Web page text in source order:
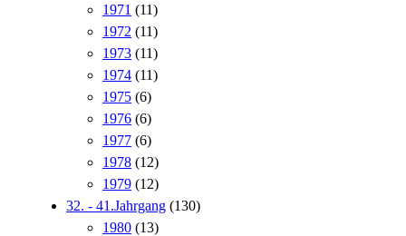
1971 (11)
1972 (11)
1973 (11)
1974 (11)
1975 (6)
1976 (6)
1977 (6)
1978 (12)
1979 (12)
32. - 41.Jahrgang (130)
1980 (13)